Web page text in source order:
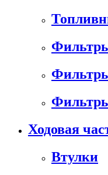
Ходовая
Втулки